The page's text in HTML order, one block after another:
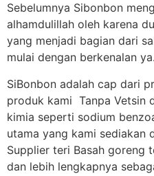
Sebelumnya Sibonbon
alhamdulillah oleh karena
yang menjadi bagian dari
mulai dengan berkenalan
SiBonbon adalah cap dari
produk kami Tanpa Vetsin
kimia seperti sodium
utama yang kami sediakan
Supplier teri Basah goreng
dan lebih lengkapnya